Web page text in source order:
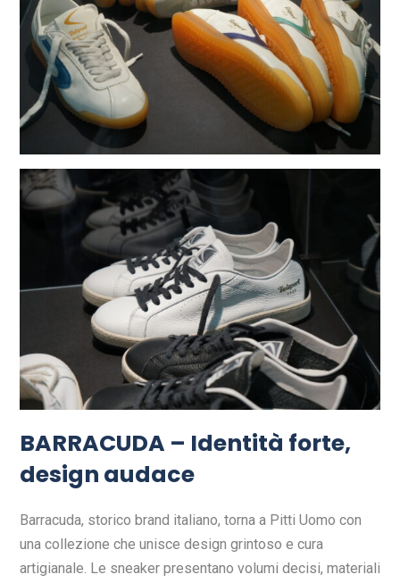
BARRACUDA – Identità forte,
design audace
Barracuda, storico brand italiano, torna a Pitti Uomo con
una collezione che unisce design grintoso e cura
artigianale. Le sneaker presentano volumi decisi, materiali